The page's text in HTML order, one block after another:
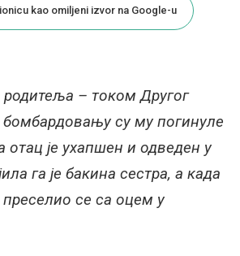
kao omiljeni izvor na Google-u
родитеља – током Другог
бомбардовању су му погинуле
отац је ухапшен и одведен у
га је бакина сестра, а када
се са оцем у